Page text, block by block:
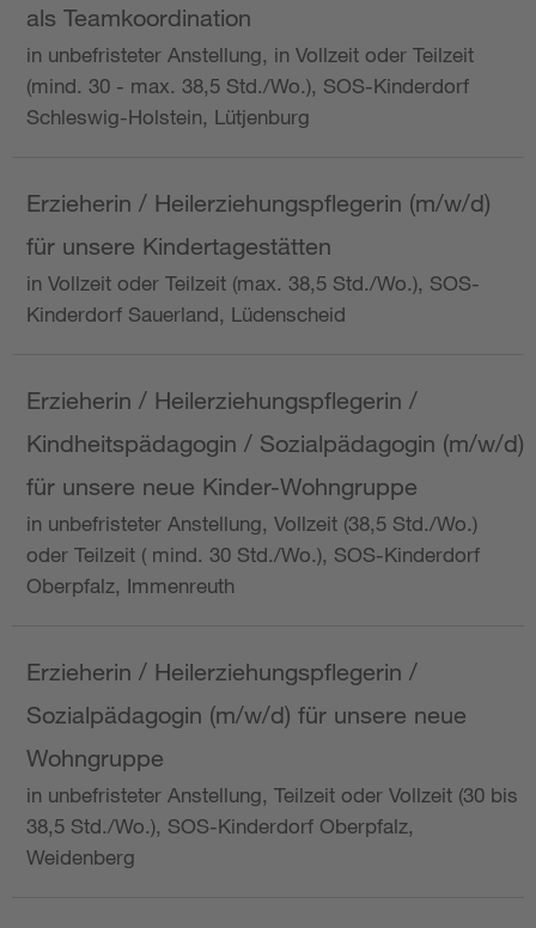
als Teamkoordination
in unbefristeter Anstellung, in Vollzeit oder Teilzeit
(mind. 30 - max. 38,5 Std./Wo.), SOS-Kinderdorf
Schleswig-Holstein, Lütjenburg
Erzieherin / Heilerziehungspflegerin (m/w/d)
für unsere Kindertagestätten
in Vollzeit oder Teilzeit (max. 38,5 Std./Wo.), SOS-
Kinderdorf Sauerland, Lüdenscheid
Erzieherin / Heilerziehungspflegerin /
Kindheitspädagogin / Sozialpädagogin (m/w/d)
für unsere neue Kinder-Wohngruppe
in unbefristeter Anstellung, Vollzeit (38,5 Std./Wo.)
oder Teilzeit ( mind. 30 Std./Wo.), SOS-Kinderdorf
Oberpfalz, Immenreuth
Erzieherin / Heilerziehungspflegerin /
Sozialpädagogin (m/w/d) für unsere neue
Wohngruppe
in unbefristeter Anstellung, Teilzeit oder Vollzeit (30 bis
38,5 Std./Wo.), SOS-Kinderdorf Oberpfalz,
Weidenberg